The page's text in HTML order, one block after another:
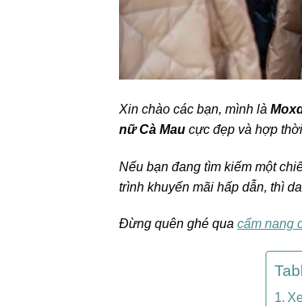
Xin chào các bạn, mình là
nữ Cà Mau cực đẹp và hợp
Nếu bạn đang tìm kiếm một
trình khuyến mãi hấp dẫn, thì
Đừng quên ghé qua cẩm nang